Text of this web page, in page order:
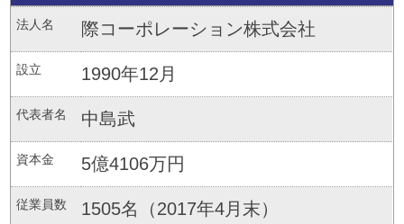
法人名 際コーポレーション株式会社
設立 1990年12月
代表者名 中島武
資本金 5億4106万円
従業員数 1505名（2017年4月末）